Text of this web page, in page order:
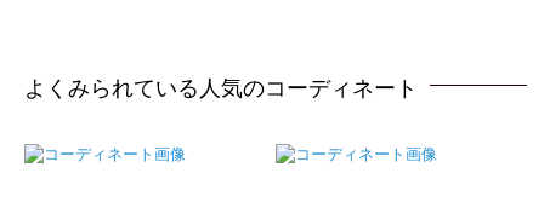
よくみられている人気のコーディネート